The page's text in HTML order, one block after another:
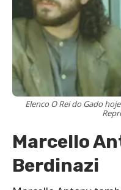
Elenco O Rei do Gado
Marcello
Berdinazi